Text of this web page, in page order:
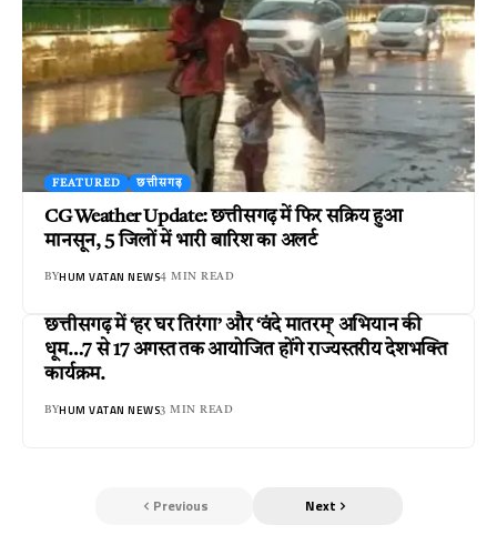
FEATURED छत्तीसगढ़
CG Weather Update: छत्तीसगढ़ में फिर सक्रिय हुआ
मानसून, 5 जिलों में भारी बारिश का अलर्ट
BYHUM VATAN NEWS4 MIN READ
छत्तीसगढ़ में ‘हर घर तिरंगा’ और ‘वंदे मातरम्’ अभियान की
धूम…7 से 17 अगस्त तक आयोजित होंगे राज्यस्तरीय देशभक्ति
कार्यक्रम.
BYHUM VATAN NEWS3 MIN READ
Previous Next